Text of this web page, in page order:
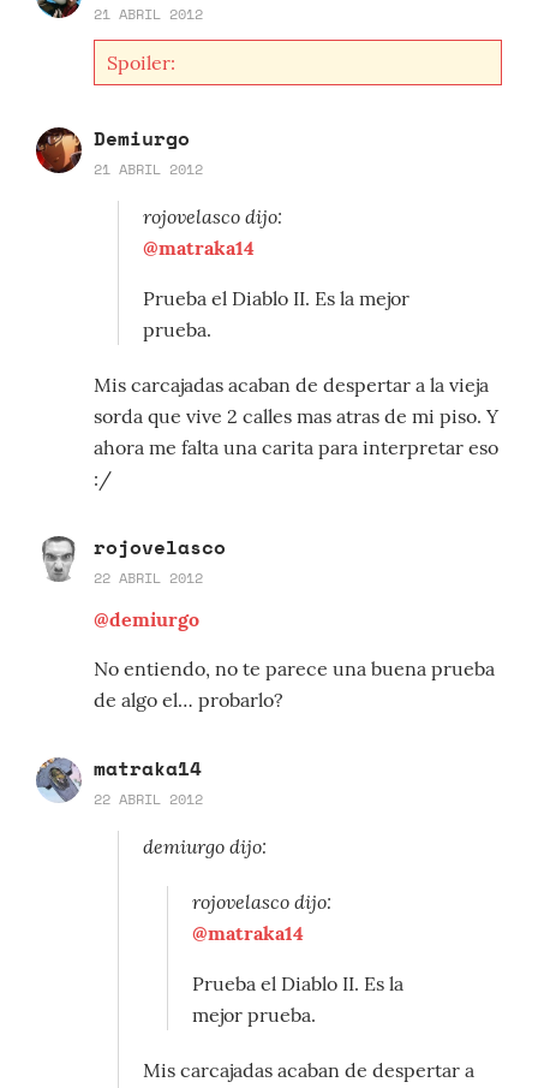
21 ABRIL 2012
Spoiler:
Demiurgo
21 ABRIL 2012
rojovelasco dijo:
@matraka14
Prueba el Diablo II. Es la mejor
prueba.
Mis carcajadas acaban de despertar a la vieja
sorda que vive 2 calles mas atras de mi piso. Y
ahora me falta una carita para interpretar eso
:/
rojovelasco
22 ABRIL 2012
@demiurgo
No entiendo, no te parece una buena prueba
de algo el… probarlo?
matraka14
22 ABRIL 2012
demiurgo dijo:
rojovelasco dijo:
@matraka14
Prueba el Diablo II. Es la
mejor prueba.
Mis carcajadas acaban de despertar a